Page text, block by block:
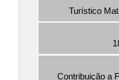
Turístico
Contribuição a